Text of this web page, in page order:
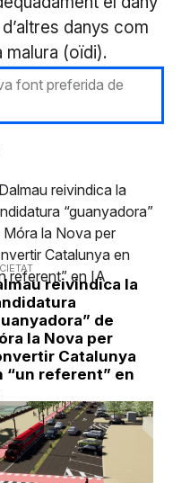
danys com
malura (oïdi).
font preferida de
reivindica la
de
la Nova per
Catalunya
“un referent” en